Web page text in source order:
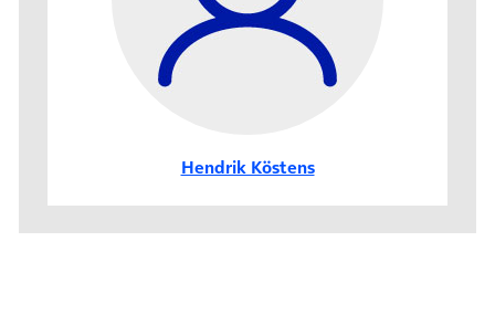
Hendrik Köstens